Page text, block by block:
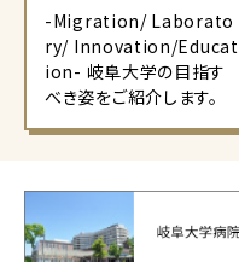
-Migration/ Laborato
ry/ Innovation/Educat
ion- 岐阜大学の目指す
べき姿をご紹介します。